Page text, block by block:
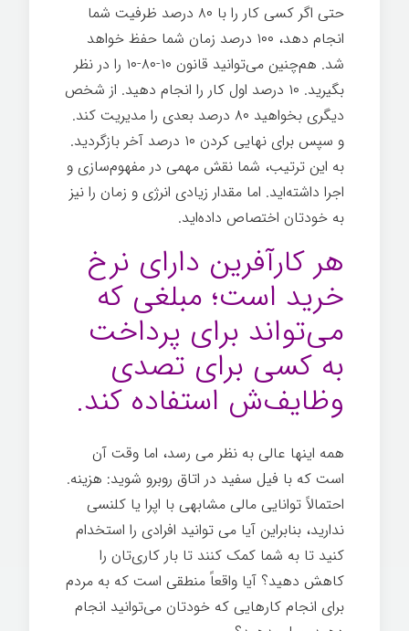
حتی اگر کسی کار را با ۸۰ درصد ظرفیت شما
انجام دهد، ۱۰۰ درصد زمان شما حفظ خواهد
شد. هم‌چنین می‌توانید قانون ۱۰-۸۰-۱۰ را در نظر
بگیرید. ۱۰ درصد اول کار را انجام دهید. از شخص
دیگری بخواهید ۸۰ درصد بعدی را مدیریت کند.
و سپس برای نهایی کردن ۱۰ درصد آخر بازگردید.
به این ترتیب، شما نقش مهمی در مفهوم‌سازی و
اجرا داشته‌اید. اما مقدار زیادی انرژی و زمان را نیز
به خودتان اختصاص داده‌اید.
هر کارآفرین دارای نرخ
خرید است؛ مبلغی که
می‌تواند برای پرداخت
به کسی برای تصدی
وظایف‌ش استفاده کند.
همه اینها عالی به نظر می رسد، اما وقت آن
است که با فیل سفید در اتاق روبرو شوید: هزینه.
احتمالاً توانایی مالی مشابهی با اپرا یا کلنسی
ندارید، بنابراین آیا می توانید افرادی را استخدام
کنید تا به شما کمک کنند تا بار کاری‌تان را
کاهش دهید؟ آیا واقعاً منطقی است که به مردم
برای انجام کارهایی که خودتان می‌توانید انجام